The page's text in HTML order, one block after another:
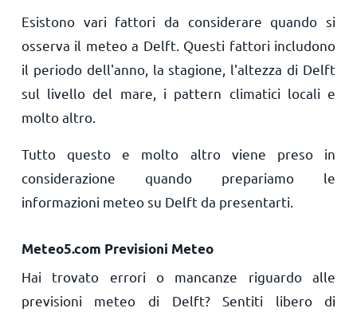
Esistono vari fattori da considerare quando si
osserva il meteo a Delft. Questi fattori includono
il periodo dell'anno, la stagione, l'altezza di Delft
sul livello del mare, i pattern climatici locali e
molto altro.
Tutto questo e molto altro viene preso in
considerazione quando prepariamo le
informazioni meteo su Delft da presentarti.
Meteo5.com Previsioni Meteo
Hai trovato errori o mancanze riguardo alle
previsioni meteo di Delft? Sentiti libero di